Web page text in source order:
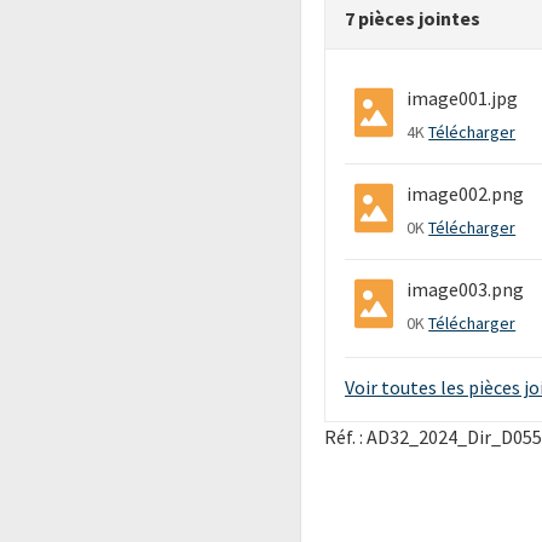
7 pièces jointes
image001.jpg
4KTélécharger
image002.png
0KTélécharger
image003.png
0KTélécharger
Voir toutes les pièces
Réf. :